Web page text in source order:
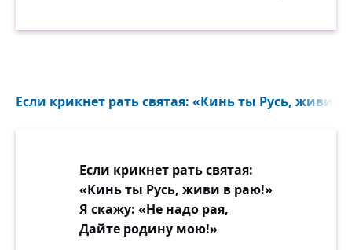
Если крикнет рать святая: «Кинь ты Русь, живи в
Если крикнет рать святая:
«Кинь ты Русь, живи в раю!»
Я скажу: «Не надо рая,
Дайте родину мою!»